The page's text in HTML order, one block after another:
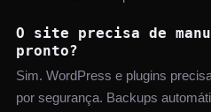
O site precisa de
pronto?
Sim. WordPress e plugins
por segurança. Backups